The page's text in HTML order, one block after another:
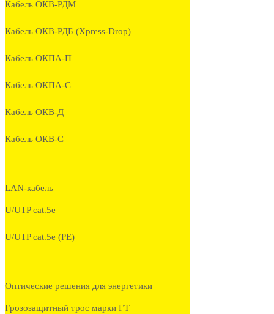
Кабель ОКВ-РДМ
Кабель ОКВ-РДБ (Xpress-Drop)
Кабель ОКПА-П
Кабель ОКПА-С
Кабель ОКВ-Д
Кабель ОКВ-С
LAN-кабель
U/UTP cat.5e
U/UTP cat.5e (PE)
Оптические решения для энергетики
Грозозащитный трос марки ГТ